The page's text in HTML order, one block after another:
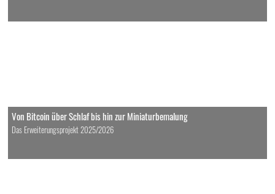
Von Bitcoin über Schlaf bis hin zur Miniaturbemalung
Das Erweiterungsprojekt 2025/2026